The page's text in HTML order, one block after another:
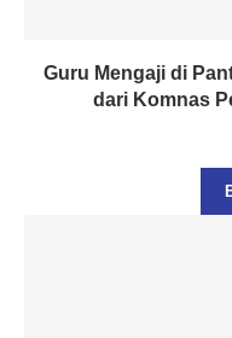
Guru Mengaji di
dari Komnas